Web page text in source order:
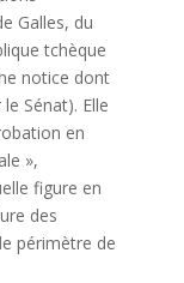
Galles, du
tchèque
notice dont
Sénat). Elle
en
»,
figure en
des
périmètre de